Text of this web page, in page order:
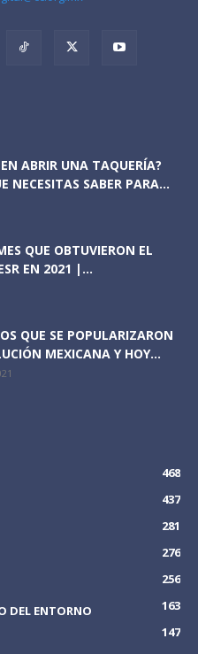
ABRIR UNA TAQUERÍA?
NECESITAS SABER PARA...
QUE OBTUVIERON EL
EN 2021 |...
QUE SE POPULARIZARON
MEXICANA Y HOY...
468
437
281
276
256
DEL ENTORNO
163
147